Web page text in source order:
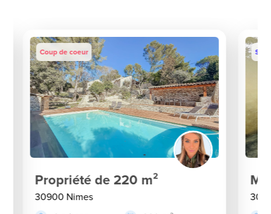
Coup de coeur
Propriété de 220 m²
30900 Nimes